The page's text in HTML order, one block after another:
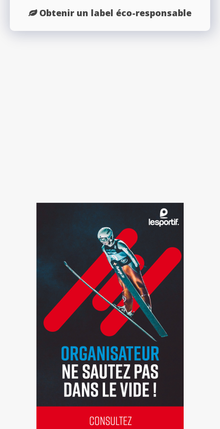
Obtenir un label éco-responsable